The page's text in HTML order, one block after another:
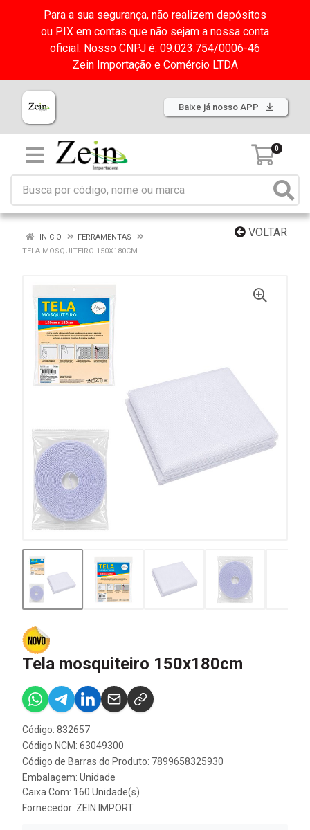
Para a sua segurança, não realizem depósitos
ou PIX em contas que não sejam a nossa conta
oficial. Nosso CNPJ é: 09.023.754/0006-46
Zein Importação e Comércio LTDA
Baixe já nosso APP
0
VOLTAR
INÍCIO
FERRAMENTAS
TELA MOSQUITEIRO 150X180CM
Tela mosquiteiro 150x180cm
Código: 832657
Código NCM: 63049300
Código de Barras do Produto: 7899658325930
Embalagem: Unidade
Caixa Com: 160 Unidade(s)
Fornecedor: ZEIN IMPORT